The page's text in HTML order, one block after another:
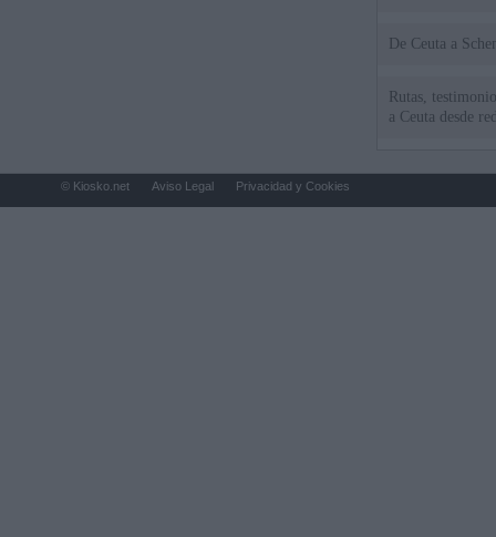
De
Rutas,
a Ceuta desde
© Kiosko.net Aviso Legal Privacidad y Cookies